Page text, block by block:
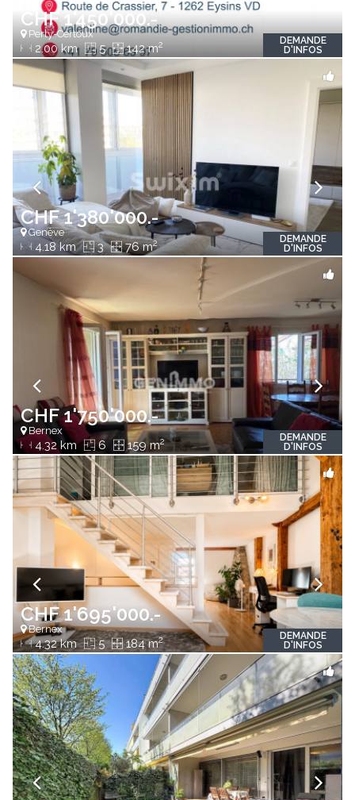
CHF 1'450'000.-
Perly-Certoux
2.00 km 5 142 m2
DEMANDE
D'INFOS
CHF 1'380'000.-
Genève
4.18 km 3 76 m2
DEMANDE
D'INFOS
CHF 1'750'000.-
Bernex
4.32 km 6 159 m2
DEMANDE
D'INFOS
CHF 1'695'000.-
Bernex
4.32 km 5 184 m2
DEMANDE
D'INFOS